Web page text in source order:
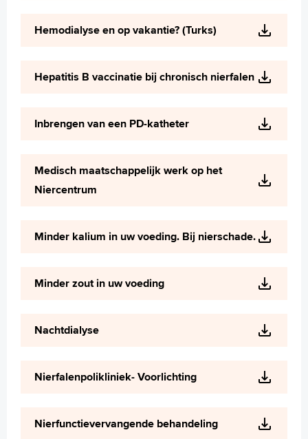
Hemodialyse en op vakantie? (Turks)
Hepatitis B vaccinatie bij chronisch nierfalen
Inbrengen van een PD-katheter
Medisch maatschappelijk werk op het
Niercentrum
Minder kalium in uw voeding. Bij nierschade.
Minder zout in uw voeding
Nachtdialyse
Nierfalenpolikliniek- Voorlichting
Nierfunctievervangende behandeling